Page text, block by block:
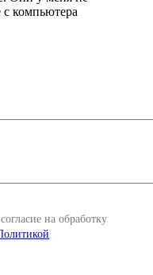
c компьютера
на обработку